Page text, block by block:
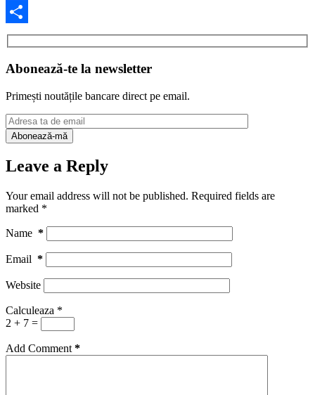
Facebook
Share
Abonează-te la newsletter
Primești noutățile bancare direct pe email.
Leave a Reply
Your email address will not be published. Required fields are
marked *
Name *
Email *
Website
Calculeaza *
2 + 7 =
Add Comment *